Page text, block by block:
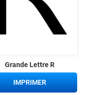
Grande Lettre R
IMPRIMER